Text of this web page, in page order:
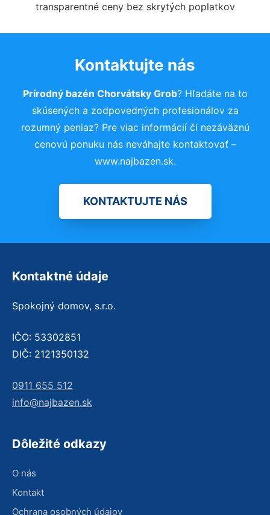
transparentné ceny bez skrytých poplatkov
Kontaktujte nás
Prírodný bazén Chorvátsky Grob? Hľadáte na to
skúsených a zodpovedných profesionálov za
rozumný peniaz? Pre viac informácií či nezáväznú
cenovú ponuku nás neváhajte kontaktovať –
www.najbazen.sk.
KONTAKTUJTE NÁS
Kontaktné údaje
Spokojný domov, s.r.o.
IČO: 53302851
DIČ: 2121350132
0911 655 512
info@najbazen.sk
Dôležité odkazy
O nás
Kontakt
Ochrana osobných údajov